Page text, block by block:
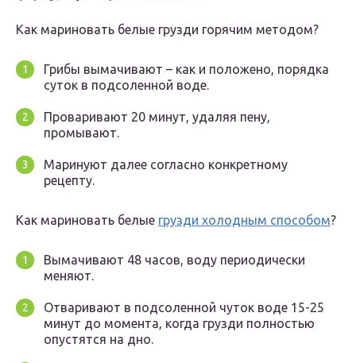
Как мариновать белые грузди горячим методом?
Грибы вымачивают – как и положено, порядка
суток в подсоленной воде.
Проваривают 20 минут, удаляя пену,
промывают.
Маринуют далее согласно конкретному
рецепту.
Как мариновать белые грузди холодным способом?
Вымачивают 48 часов, воду периодически
меняют.
Отваривают в подсоленной чуток воде 15-25
минут до момента, когда грузди полностью
опустятся на дно.